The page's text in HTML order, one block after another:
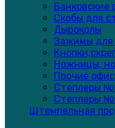
Банковские
Скобы для
Дыроколы
Зажимы для
Ножницы,
Прочие
Степлеры
Степлеры
Штемпельная